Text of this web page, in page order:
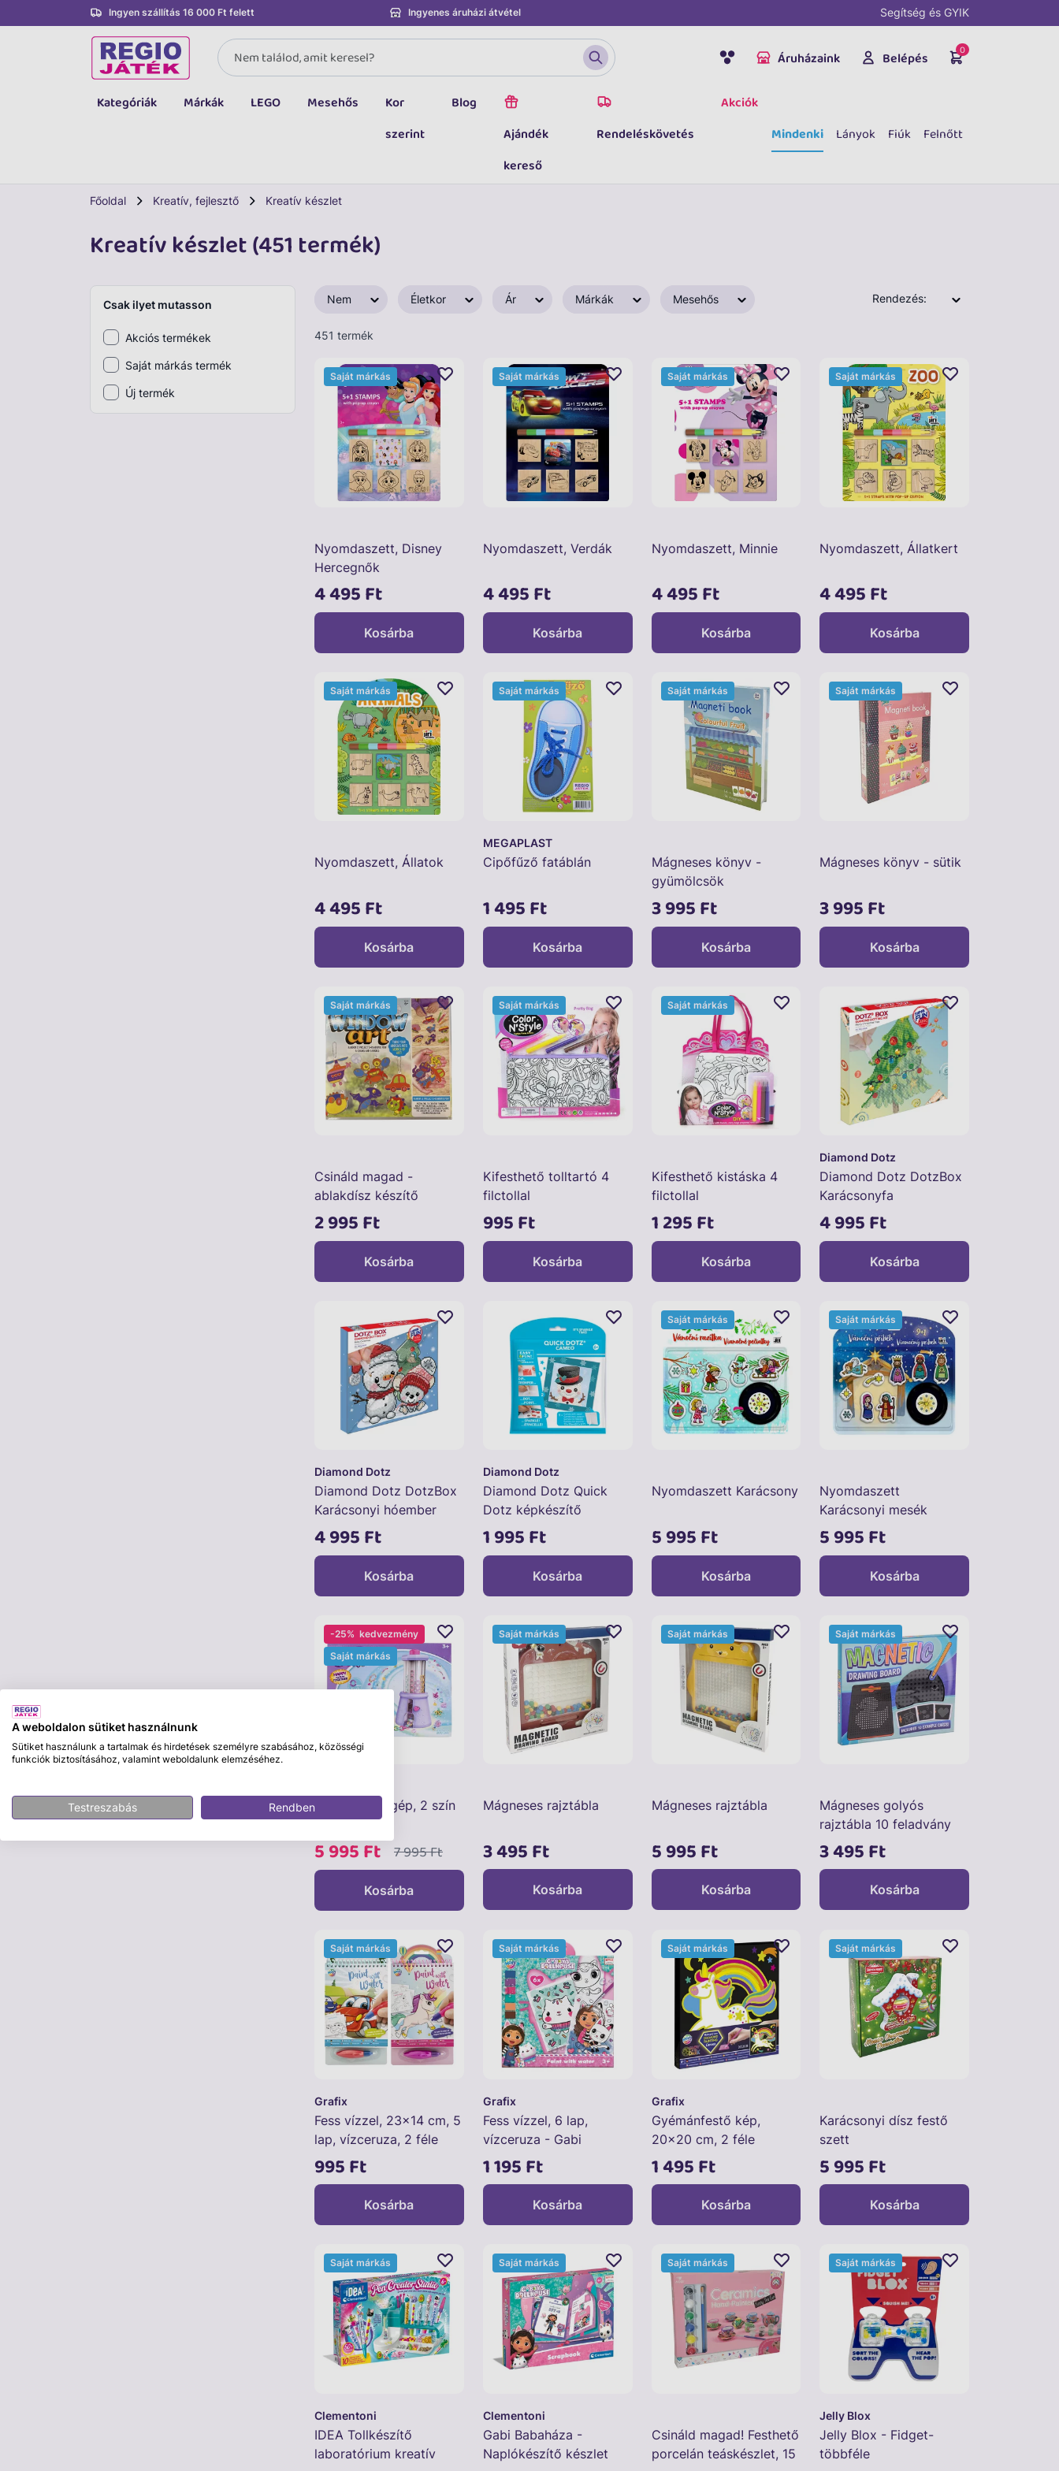
Ingyen szállítás 16 000 Ft felett Ingyenes áruházi átvétel Segítség és GYIK
Áruházaink Belépés 0
Kategóriák
LEGO
Márkák LEGO Mesehős
Kor
szerint
Blog
Ajándék
kereső
Rendeléskövetés
Akciók
Mindenki
Lányok Fiúk Felnőtt
Főoldal Kreatív, fejlesztő Kreatív készlet
Kreatív készlet (451 termék)
Csak ilyet mutasson
Akciós termékek
Saját márkás termék
Új termék
Nem Életkor Ár Márkák Mesehős Rendezés:
451 termék
Nyomdaszett, Disney
Hercegnők
4 495 Ft
Saját márkás
Kosárba
Nyomdaszett, Verdák
4 495 Ft
Saját márkás
Kosárba
Nyomdaszett, Minnie
4 495 Ft
Saját márkás
Kosárba
Nyomdaszett, Állatkert
4 495 Ft
Saját márkás
Kosárba
Nyomdaszett, Állatok
4 495 Ft
Saját márkás
Kosárba
MEGAPLAST
Cipőfűző fatáblán
1 495 Ft
Saját márkás
Kosárba
Mágneses könyv -
gyümölcsök
3 995 Ft
Saját márkás
Kosárba
Mágneses könyv - sütik
3 995 Ft
Saját márkás
Kosárba
Csináld magad -
ablakdísz készítő
2 995 Ft
Saját márkás
Kosárba
Kifesthető tolltartó 4
filctollal
995 Ft
Saját márkás
Kosárba
Kifesthető kistáska 4
filctollal
1 295 Ft
Saját márkás
Kosárba
Diamond Dotz
Diamond Dotz DotzBox
Karácsonyfa
4 995 Ft
Kosárba
Diamond Dotz
Diamond Dotz DotzBox
Karácsonyi hóember
4 995 Ft
Kosárba
Diamond Dotz
Diamond Dotz Quick
Dotz képkészítő
Hóember
1 995 Ft
Kosárba
Nyomdaszett Karácsony
5 995 Ft
Saját márkás
Kosárba
Nyomdaszett
Karácsonyi mesék
5 995 Ft
Saját márkás
Kosárba
Lánckészítő gép, 2 szín
5 995 Ft 7 995 Ft
-25% kedvezmény
Saját márkás
Kosárba
Mágneses rajztábla
3 495 Ft
Saját márkás
Kosárba
Mágneses rajztábla
5 995 Ft
Saját márkás
Kosárba
Mágneses golyós
rajztábla 10 feladvány
kártyával
3 495 Ft
Saját márkás
Kosárba
Grafix
Fess vízzel, 23x14 cm, 5
lap, vízceruza, 2 féle
995 Ft
Saját márkás
Kosárba
Grafix
Fess vízzel, 6 lap,
vízceruza - Gabi
babaháza
1 195 Ft
Saját márkás
Kosárba
Grafix
Gyémánfestő kép,
20x20 cm, 2 féle
1 495 Ft
Saját márkás
Kosárba
Karácsonyi dísz festő
szett
5 995 Ft
Saját márkás
Kosárba
Clementoni
IDEA Tollkészítő
laboratórium kreatív
Saját márkás
Clementoni
Gabi Babaháza -
Naplókészítő készlet
Saját márkás
Csináld magad! Festhető
porcelán teáskészlet, 15
Saját márkás
Jelly Blox
Jelly Blox - Fidget-
többféle
Saját márkás
A weboldalon sütiket használnunk
Sütiket használunk a tartalmak és hirdetések személyre szabásához, közösségi
funkciók biztosításához, valamint weboldalunk elemzéséhez.
Testreszabás Rendben